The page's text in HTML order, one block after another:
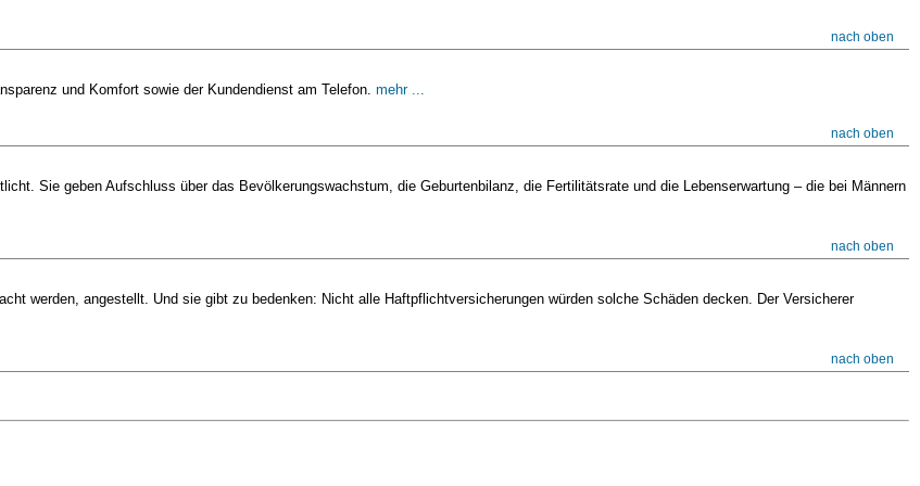
nach oben
und Komfort sowie der Kundendienst am Telefon. mehr ...
nach oben
Sie geben Aufschluss über das Bevölkerungswachstum, die Geburtenbilanz, die Fertilitätsrate und die Lebenserwartung – die bei Männern
nach oben
werden, angestellt. Und sie gibt zu bedenken: Nicht alle Haftpflichtversicherungen würden solche Schäden decken. Der Versicherer
nach oben